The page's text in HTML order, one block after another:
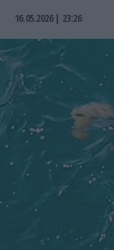
16.05.2026 | 23:26